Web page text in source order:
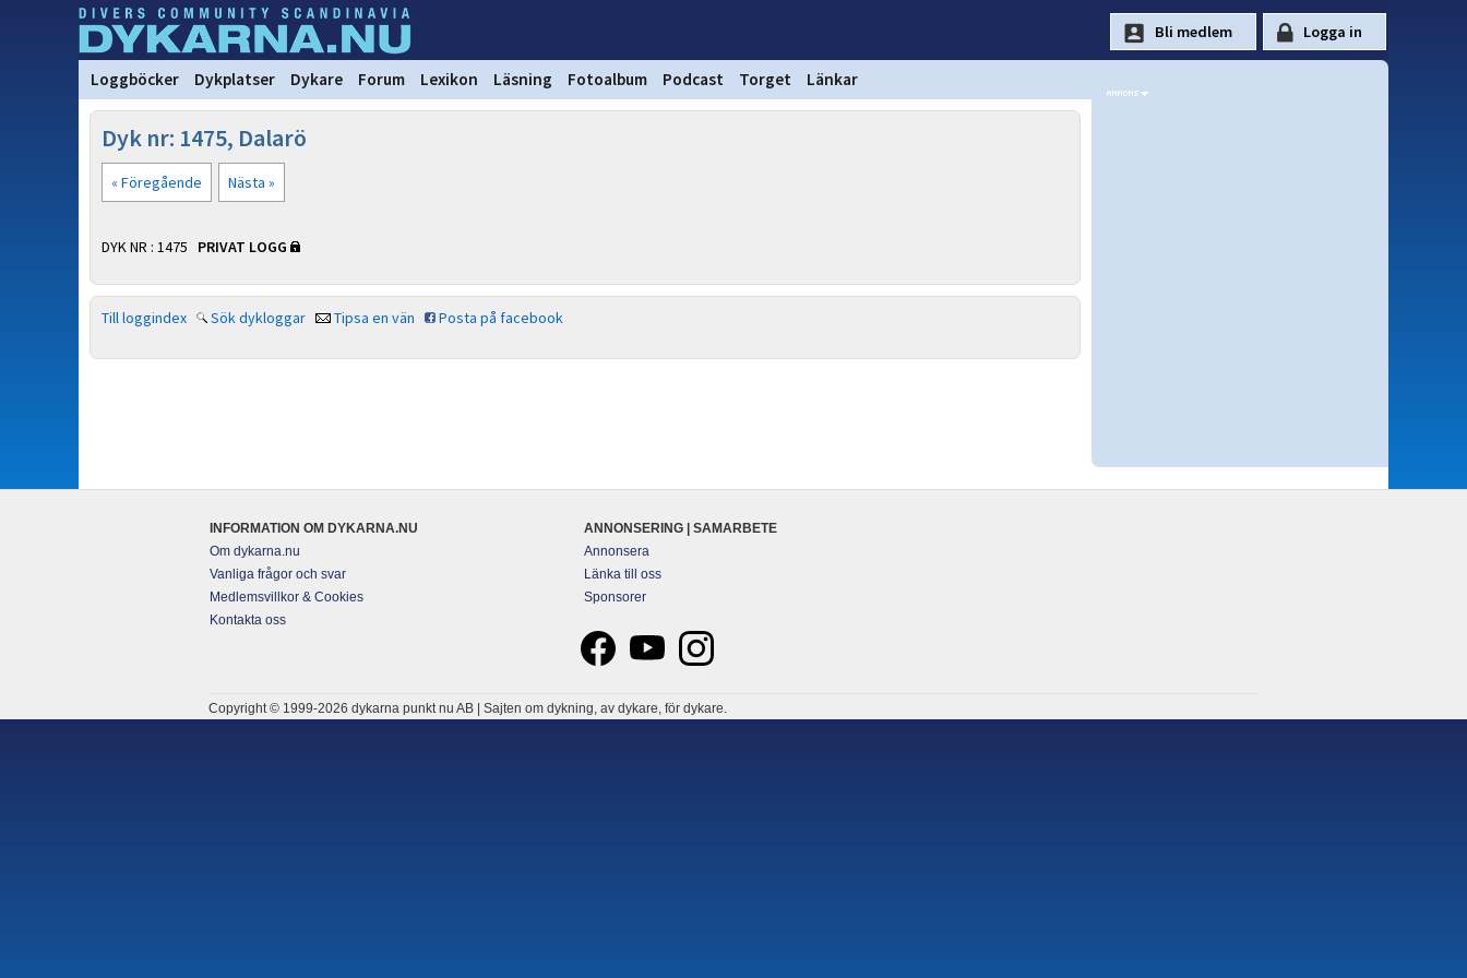
Loggböcker Dykplatser Dykare Forum Lexikon Läsning Fotoalbum Podcast Torget Länkar
Dyk nr: 1475, Dalarö
« Föregående Nästa »
DYK NR : 1475 PRIVAT LOGG
Till loggindex Sök dykloggar Tipsa en vän Posta på facebook
INFORMATION OM DYKARNA.NU
Om dykarna.nu
Vanliga frågor och svar
Medlemsvillkor & Cookies
Kontakta oss
ANNONSERING | SAMARBETE
Annonsera
Länka till oss
Sponsorer
Copyright © 1999-2026 dykarna punkt nu AB | Sajten om dykning, av dykare, för dykare.